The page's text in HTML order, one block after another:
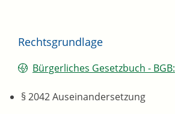
Rechtsgrundlage
Bürgerliches Gesetzbuch - BGB:
§ 2042 Auseinandersetzung